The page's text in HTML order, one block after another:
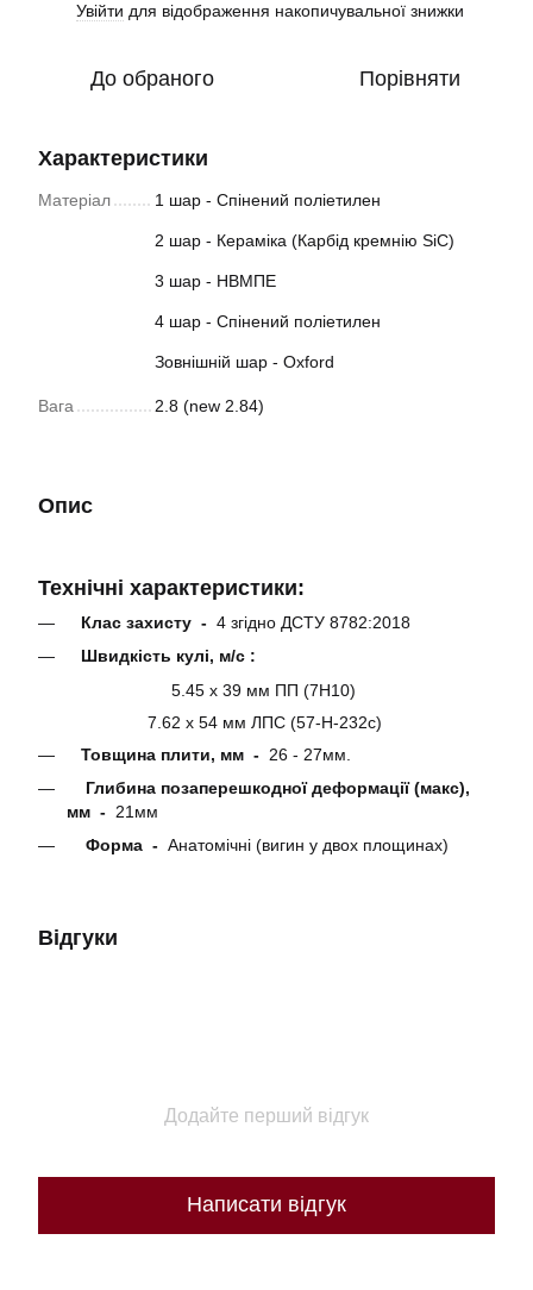
Увійти для відображення накопичувальної знижки
До обраного Порівняти
Характеристики
Матеріал 1 шар - Спінений поліетилен
2 шар - Кераміка (Карбід кремнію SiC)
3 шар - НВМПЕ
4 шар - Спінений поліетилен
Зовнішній шар - Oxford
Вага 2.8 (new 2.84)
Опис
Технічні характеристики:
Клас захисту - 4 згідно ДСТУ 8782:2018
Швидкість кулі, м/с :
5.45 х 39 мм ПП (7Н10)
7.62 х 54 мм ЛПС (57-Н-232с)
Товщина плити, мм - 26 - 27мм.
Глибина позаперешкодної деформації (макс),
мм - 21мм
Форма - Анатомічні (вигин у двох площинах)
Відгуки
Додайте перший відгук
Написати відгук